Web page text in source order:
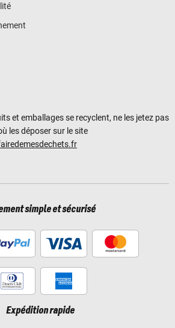
et emballages se recyclent, ne les jetez pas
les déposer sur le site
simple et sécurisé
Expédition rapide